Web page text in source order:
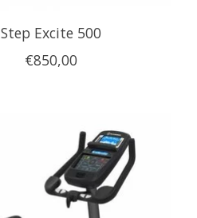
Step Excite 500
€850,00